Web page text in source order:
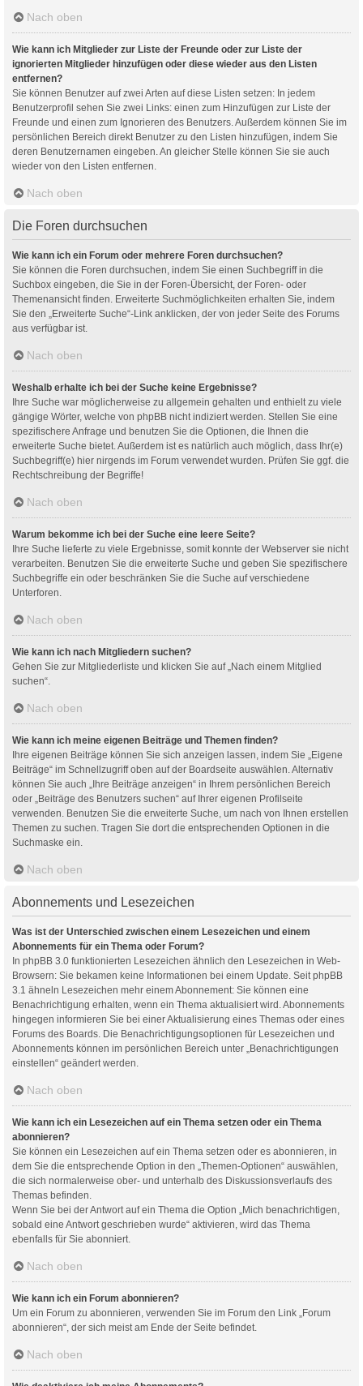
Nach oben
Wie kann ich Mitglieder zur Liste der Freunde oder zur Liste der
ignorierten Mitglieder hinzufügen oder diese wieder aus den Listen
entfernen?
Sie können Benutzer auf zwei Arten auf diese Listen setzen: In jedem
Benutzerprofil sehen Sie zwei Links: einen zum Hinzufügen zur Liste der
Freunde und einen zum Ignorieren des Benutzers. Außerdem können Sie im
persönlichen Bereich direkt Benutzer zu den Listen hinzufügen, indem Sie
deren Benutzernamen eingeben. An gleicher Stelle können Sie sie auch
wieder von den Listen entfernen.
Nach oben
Die Foren durchsuchen
Wie kann ich ein Forum oder mehrere Foren durchsuchen?
Sie können die Foren durchsuchen, indem Sie einen Suchbegriff in die
Suchbox eingeben, die Sie in der Foren-Übersicht, der Foren- oder
Themenansicht finden. Erweiterte Suchmöglichkeiten erhalten Sie, indem
Sie den „Erweiterte Suche“-Link anklicken, der von jeder Seite des Forums
aus verfügbar ist.
Nach oben
Weshalb erhalte ich bei der Suche keine Ergebnisse?
Ihre Suche war möglicherweise zu allgemein gehalten und enthielt zu viele
gängige Wörter, welche von phpBB nicht indiziert werden. Stellen Sie eine
spezifischere Anfrage und benutzen Sie die Optionen, die Ihnen die
erweiterte Suche bietet. Außerdem ist es natürlich auch möglich, dass Ihr(e)
Suchbegriff(e) hier nirgends im Forum verwendet wurden. Prüfen Sie ggf. die
Rechtschreibung der Begriffe!
Nach oben
Warum bekomme ich bei der Suche eine leere Seite?
Ihre Suche lieferte zu viele Ergebnisse, somit konnte der Webserver sie nicht
verarbeiten. Benutzen Sie die erweiterte Suche und geben Sie spezifischere
Suchbegriffe ein oder beschränken Sie die Suche auf verschiedene
Unterforen.
Nach oben
Wie kann ich nach Mitgliedern suchen?
Gehen Sie zur Mitgliederliste und klicken Sie auf „Nach einem Mitglied
suchen“.
Nach oben
Wie kann ich meine eigenen Beiträge und Themen finden?
Ihre eigenen Beiträge können Sie sich anzeigen lassen, indem Sie „Eigene
Beiträge“ im Schnellzugriff oben auf der Boardseite auswählen. Alternativ
können Sie auch „Ihre Beiträge anzeigen“ in Ihrem persönlichen Bereich
oder „Beiträge des Benutzers suchen“ auf Ihrer eigenen Profilseite
verwenden. Benutzen Sie die erweiterte Suche, um nach von Ihnen erstellen
Themen zu suchen. Tragen Sie dort die entsprechenden Optionen in die
Suchmaske ein.
Nach oben
Abonnements und Lesezeichen
Was ist der Unterschied zwischen einem Lesezeichen und einem
Abonnements für ein Thema oder Forum?
In phpBB 3.0 funktionierten Lesezeichen ähnlich den Lesezeichen in Web-
Browsern: Sie bekamen keine Informationen bei einem Update. Seit phpBB
3.1 ähneln Lesezeichen mehr einem Abonnement: Sie können eine
Benachrichtigung erhalten, wenn ein Thema aktualisiert wird. Abonnements
hingegen informieren Sie bei einer Aktualisierung eines Themas oder eines
Forums des Boards. Die Benachrichtigungsoptionen für Lesezeichen und
Abonnements können im persönlichen Bereich unter „Benachrichtigungen
einstellen“ geändert werden.
Nach oben
Wie kann ich ein Lesezeichen auf ein Thema setzen oder ein Thema
abonnieren?
Sie können ein Lesezeichen auf ein Thema setzen oder es abonnieren, in
dem Sie die entsprechende Option in den „Themen-Optionen“ auswählen,
die sich normalerweise ober- und unterhalb des Diskussionsverlaufs des
Themas befinden.
Wenn Sie bei der Antwort auf ein Thema die Option „Mich benachrichtigen,
sobald eine Antwort geschrieben wurde“ aktivieren, wird das Thema
ebenfalls für Sie abonniert.
Nach oben
Wie kann ich ein Forum abonnieren?
Um ein Forum zu abonnieren, verwenden Sie im Forum den Link „Forum
abonnieren“, der sich meist am Ende der Seite befindet.
Nach oben